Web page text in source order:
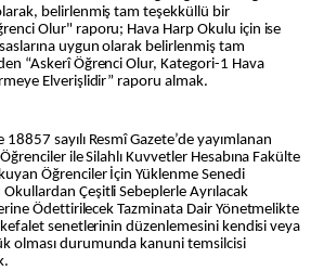
belirlenmiş tam teşekküllü bir
Olur" raporu; Hava Harp Okulu için ise
uygun olarak belirlenmiş tam
“Askerî Öğrenci Olur, Kategori-1 Hava
Elverişlidir” raporu almak.
sayılı Resmî Gazete’de yayımlanan
ile Silahlı Kuvvetler Hesabına Fakülte
Öğrenciler İçin Yüklenme Senedi
Çeşitli Sebeplerle Ayrılacak
Ödettirilecek Tazminata Dair Yönetmelikte
senetlerinin düzenlemesini kendisi veya
olması durumunda kanuni temsilcisi